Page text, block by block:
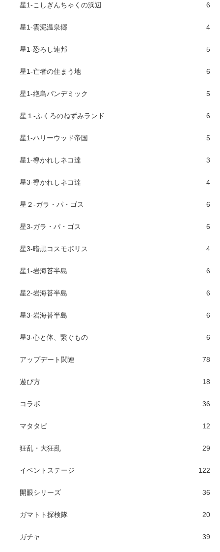
星1-こしぎんちゃくの浜辺 6
星1-雲泥温泉郷 4
星1-恐ろし連邦 5
星1-亡者の住まう地 6
星1-絶島パンデミック 5
星１-ふくろのねずみランド 6
星1-ハリーウッド帝国 5
星1-導かれしネコ達 3
星3-導かれしネコ達 4
星２-ガラ・パ・ゴス 6
星3-ガラ・パ・ゴス 6
星3-暗黒コスモポリス 4
星1-岩海苔半島 6
星2-岩海苔半島 6
星3-岩海苔半島 6
星3-心と体、繋ぐもの 6
アップデート関連 78
遊び方 18
コラボ 36
マタタビ 12
狂乱・大狂乱 29
イベントステージ 122
開眼シリーズ 36
ガマトト探検隊 20
ガチャ 39